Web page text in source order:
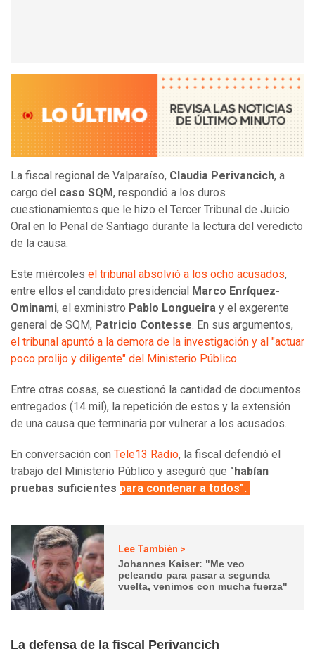
La fiscal regional de Valparaíso, Claudia Perivancich, a
cargo del caso SQM, respondió a los duros
cuestionamientos que le hizo el Tercer Tribunal de Juicio
Oral en lo Penal de Santiago durante la lectura del veredicto
de la causa.
Este miércoles el tribunal absolvió a los ocho acusados,
entre ellos el candidato presidencial Marco Enríquez-
Ominami, el exministro Pablo Longueira y el exgerente
general de SQM, Patricio Contesse. En sus argumentos,
el tribunal apuntó a la demora de la investigación y al "actuar
poco prolijo y diligente" del Ministerio Público.
Entre otras cosas, se cuestionó la cantidad de documentos
entregados (14 mil), la repetición de estos y la extensión
de una causa que terminaría por vulnerar a los acusados.
En conversación con Tele13 Radio, la fiscal defendió el
trabajo del Ministerio Público y aseguró que "habían
pruebas suficientes para condenar a todos".
Lee También >
Johannes Kaiser: "Me veo
peleando para pasar a segunda
vuelta, venimos con mucha fuerza"
La defensa de la fiscal Perivancich